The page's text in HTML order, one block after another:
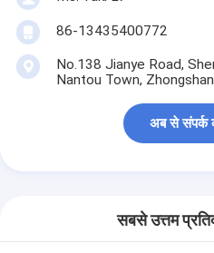
86-13435400772
No.138 Jianye Road,
Nantou Town,
अब से संपर्क
सबसे उत्तम